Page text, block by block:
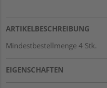
ARTIKELBESCHREIBUNG
Mindestbestellmenge 4 Stk.
EIGENSCHAFTEN